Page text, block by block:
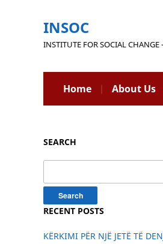
INSOC
INSTITUTE FOR SOCIAL CHANGE
Home About Us
SEARCH
RECENT POSTS
KËRKIMI PËR NJË JETË TË